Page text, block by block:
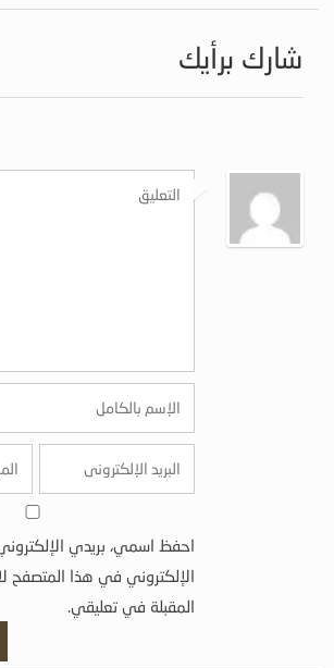
شارك برأيك
احفظ اسمي، بريدي
الإلكتروني في هذا المتصفح
المقبلة في تعليقي.